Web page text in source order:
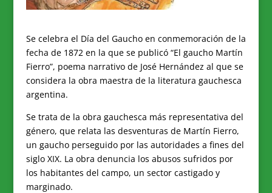
Se celebra el Día del Gaucho en conmemoración de la
fecha de 1872 en la que se publicó “El gaucho Martín
Fierro”, poema narrativo de José Hernández al que se
considera la obra maestra de la literatura gauchesca
argentina.
Se trata de la obra gauchesca más representativa del
género, que relata las desventuras de Martín Fierro,
un gaucho perseguido por las autoridades a fines del
siglo XIX. La obra denuncia los abusos sufridos por
los habitantes del campo, un sector castigado y
marginado.